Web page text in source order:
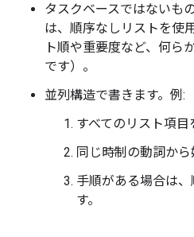
タスクベースではないも
は、順序なしリストを使
ト順や重要度など、何ら
です）。
並列構造で書きます。例:
すべてのリスト項目
同じ時制の動詞から
手順がある場合は
す。